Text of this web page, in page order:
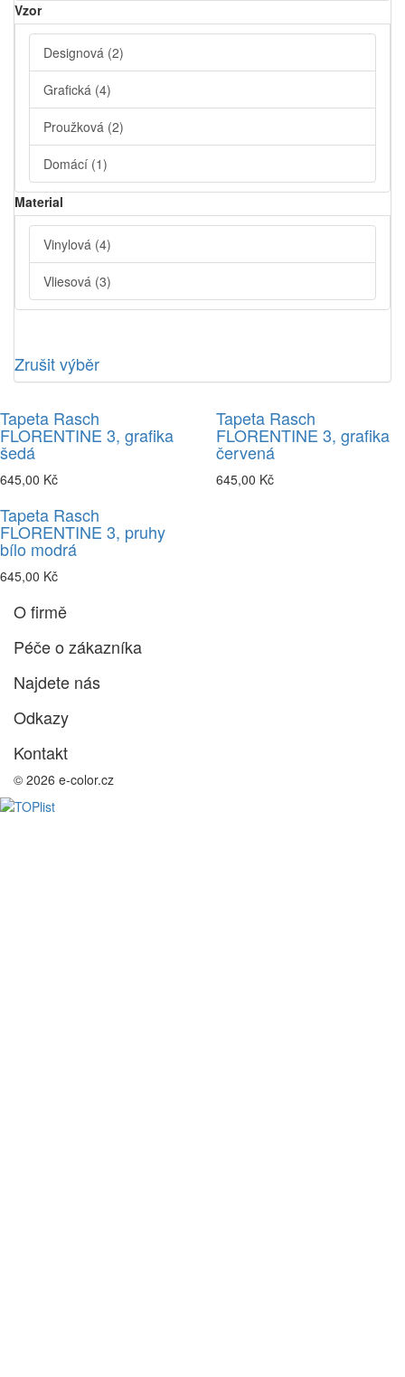
Vzor
Designová (2)
Grafická (4)
Proužková (2)
Domácí (1)
Material
Vinylová (4)
Vliesová (3)
Zrušit výběr
Tapeta Rasch
FLORENTINE 3, grafika
šedá
645,00 Kč
Tapeta Rasch
FLORENTINE 3, grafika
červená
645,00 Kč
Tapeta Rasch
FLORENTINE 3, pruhy
bílo modrá
645,00 Kč
O firmě
Péče o zákazníka
Najdete nás
Odkazy
Kontakt
© 2026 e-color.cz